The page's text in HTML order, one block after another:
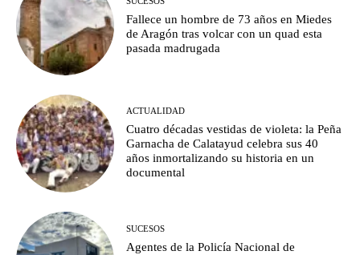
Fallece un hombre de 73 años en Miedes
de Aragón tras volcar con un quad esta
pasada madrugada
ACTUALIDAD
Cuatro décadas vestidas de violeta: la Peña
Garnacha de Calatayud celebra sus 40
años inmortalizando su historia en un
documental
SUCESOS
Agentes de la Policía Nacional de